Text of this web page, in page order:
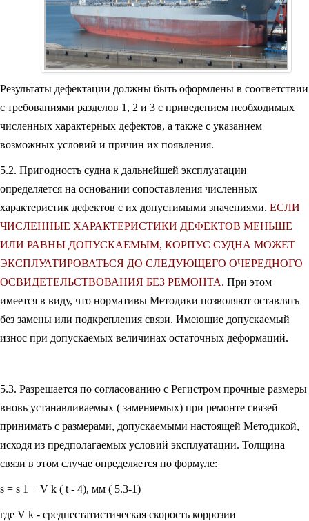
Результаты дефектации должны быть оформлены в соответствии
с требованиями разделов 1, 2 и 3 с приведением необходимых
численных характерных дефектов, а также с указанием
возможных условий и причин их появления.
5.2. Пригодность судна к дальнейшей эксплуатации
определяется на основании сопоставления численных
характеристик дефектов с их допустимыми значениями. ЕСЛИ
ЧИСЛЕННЫЕ ХАРАКТЕРИСТИКИ ДЕФЕКТОВ МЕНЬШЕ
ИЛИ РАВНЫ ДОПУСКАЕМЫМ, КОРПУС СУДНА МОЖЕТ
ЭКСПЛУАТИРОВАТЬСЯ ДО СЛЕДУЮЩЕГО ОЧЕРЕДНОГО
ОСВИДЕТЕЛЬСТВОВАНИЯ БЕЗ РЕМОНТА. При этом
имеется в виду, что нормативы Методики позволяют оставлять
без замены или подкрепления связи. Имеющие допускаемый
износ при допускаемых величинах остаточных деформаций.
5.3. Разрешается по согласованию с Регистром прочные размеры
вновь устанавливаемых ( заменяемых) при ремонте связей
принимать с размерами, допускаемыми настоящей Методикой,
исходя из предполагаемых условий эксплуатации. Толщина
связи в этом случае определяется по формуле:
s = s 1 + V k ( t - 4), мм ( 5.3-1)
где V k - среднестатистическая скорость коррозии